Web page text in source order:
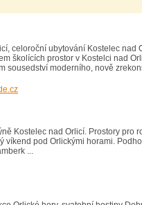
celoroční ubytování Kostelec nad
školících prostor v Kostelci nad
sousedství moderního, nově
Kostelec nad Orlicí. Prostory pro
víkend pod Orlickými horami.
...